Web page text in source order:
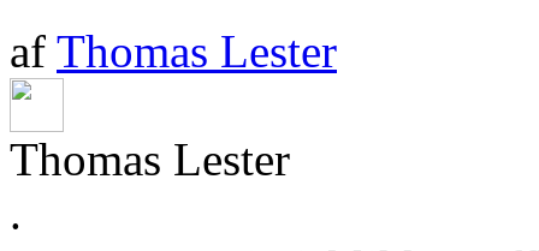
af Thomas Lester
Thomas Lester
.